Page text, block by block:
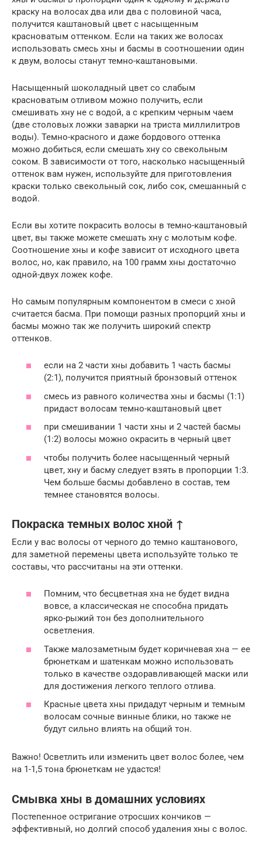
краску на волосах два или два с половиной часа,
получится каштановый цвет с насыщенным
красноватым оттенком. Если на таких же волосах
использовать смесь хны и басмы в соотношении один
к двум, волосы станут темно-каштановыми.
Насыщенный шоколадный цвет со слабым
красноватым отливом можно получить, если
смешивать хну не с водой, а с крепким черным чаем
(две столовых ложки заварки на триста миллилитров
воды). Темно-красного и даже бордового оттенка
можно добиться, если смешать хну со свекольным
соком. В зависимости от того, насколько насыщенный
оттенок вам нужен, используйте для приготовления
краски только свекольный сок, либо сок, смешанный с
водой.
Если вы хотите покрасить волосы в темно-каштановый
цвет, вы также можете смешать хну с молотым кофе.
Соотношение хны и кофе зависит от исходного цвета
волос, но, как правило, на 100 грамм хны достаточно
одной-двух ложек кофе.
Но самым популярным компонентом в смеси с хной
считается басма. При помощи разных пропорций хны и
басмы можно так же получить широкий спектр
оттенков.
если на 2 части хны добавить 1 часть басмы
(2:1), получится приятный бронзовый оттенок
смесь из равного количества хны и басмы (1:1)
придаст волосам темно-каштановый цвет
при смешивании 1 части хны и 2 частей басмы
(1:2) волосы можно окрасить в черный цвет
чтобы получить более насыщенный черный
цвет, хну и басму следует взять в пропорции 1:3.
Чем больше басмы добавлено в состав, тем
темнее становятся волосы.
Покраска темных волос хной ↑
Если у вас волосы от черного до темно каштанового,
для заметной перемены цвета используйте только те
составы, что рассчитаны на эти оттенки.
Помним, что бесцветная хна не будет видна
вовсе, а классическая не способна придать
ярко-рыжий тон без дополнительного
осветления.
Также малозаметным будет коричневая хна — ее
брюнеткам и шатенкам можно использовать
только в качестве оздоравливающей маски или
для достижения легкого теплого отлива.
Красные цвета хны придадут черным и темным
волосам сочные винные блики, но также не
будут сильно влиять на общий тон.
Важно! Осветлить или изменить цвет волос более, чем
на 1-1,5 тона брюнеткам не удастся!
Смывка хны в домашних условиях
Постепенное остригание отросших кончиков —
эффективный, но долгий способ удаления хны с волос.